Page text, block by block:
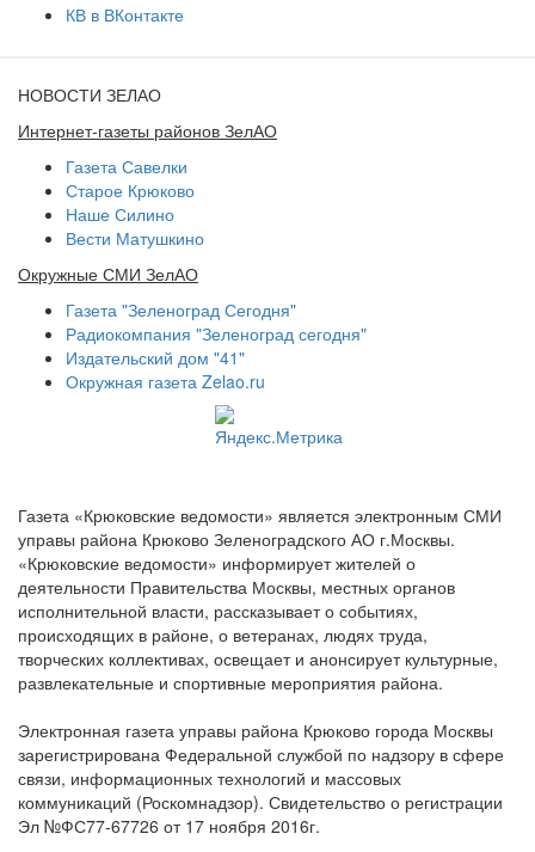
КВ в ВКонтакте
НОВОСТИ ЗЕЛАО
Интернет-газеты районов ЗелАО
Газета Савелки
Старое Крюково
Наше Силино
Вести Матушкино
Окружные СМИ ЗелАО
Газета "Зеленоград Сегодня"
Радиокомпания "Зеленоград сегодня"
Издательский дом "41"
Окружная газета Zelao.ru
Газета «Крюковские ведомости» является электронным СМИ
управы района Крюково Зеленоградского АО г.Москвы.
«Крюковские ведомости» информирует жителей о
деятельности Правительства Москвы, местных органов
исполнительной власти, рассказывает о событиях,
происходящих в районе, о ветеранах, людях труда,
творческих коллективах, освещает и анонсирует культурные,
развлекательные и спортивные мероприятия района.
Электронная газета управы района Крюково города Москвы
зарегистрирована Федеральной службой по надзору в сфере
связи, информационных технологий и массовых
коммуникаций (Роскомнадзор). Свидетельство о регистрации
Эл №ФС77-67726 от 17 ноября 2016г.